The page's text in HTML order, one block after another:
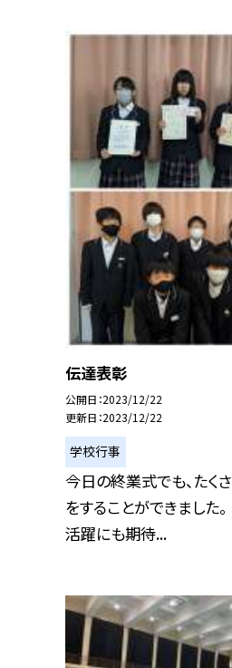
伝達表彰
公開日 2023/12/22
更新日 2023/12/22
学校行事
今日の終業式でも、たく
をすることができました
活躍にも期待...